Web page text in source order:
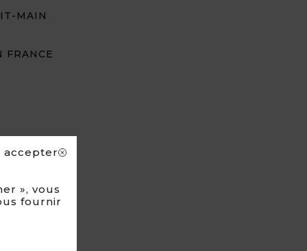
accepter
», vous
fournir
MAIN
FRANCE